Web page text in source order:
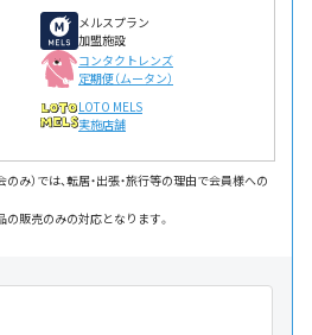
メルスプラン
加盟施設
コンタクトレンズ
定期便（ムータン）
LOTO MELS
実施店舗
み）では、転居・出張・旅行等の理由で会員様への
の販売のみの対応となります。